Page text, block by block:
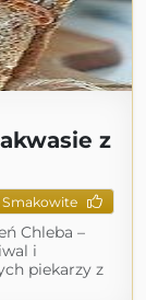
z
Smakowite
Chleba –
i
piekarzy z